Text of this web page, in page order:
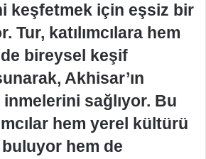
keşfetmek için eşsiz bir
Tur, katılımcılara hem
bireysel keşif
Akhisar’ın
sağlıyor. Bu
hem yerel kültürü
buluyor hem de